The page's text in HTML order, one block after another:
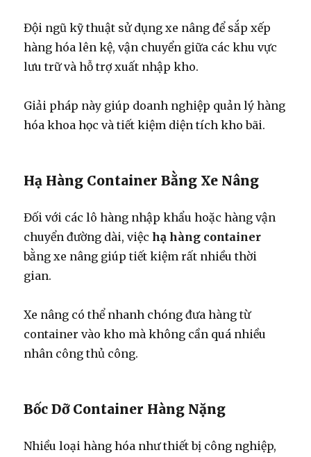
Đội ngũ kỹ thuật sử dụng xe nâng để sắp xếp
hàng hóa lên kệ, vận chuyển giữa các khu vực
lưu trữ và hỗ trợ xuất nhập kho.
Giải pháp này giúp doanh nghiệp quản lý hàng
hóa khoa học và tiết kiệm diện tích kho bãi.
Hạ Hàng Container Bằng Xe Nâng
Đối với các lô hàng nhập khẩu hoặc hàng vận
chuyển đường dài, việchạ hàng container
bằng xe nâng giúp tiết kiệm rất nhiều thời
gian.
Xe nâng có thể nhanh chóng đưa hàng từ
container vào kho mà không cần quá nhiều
nhân công thủ công.
Bốc Dỡ Container Hàng Nặng
Nhiều loại hàng hóa như thiết bị công nghiệp,